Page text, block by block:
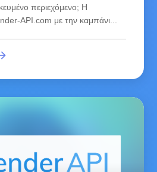
περιεχόμενο; Η
API.com με την καμπάνι...